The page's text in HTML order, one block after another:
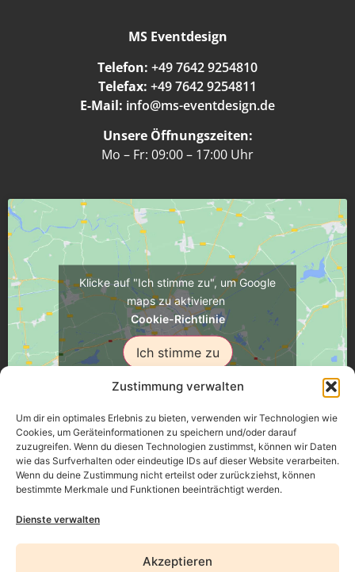
Zustimmung verwalten
Um dir ein optimales Erlebnis zu bieten, verwenden wir Technologien wie
Cookies, um Geräteinformationen zu speichern und/oder darauf
zuzugreifen. Wenn du diesen Technologien zustimmst, können wir Daten
wie das Surfverhalten oder eindeutige IDs auf dieser Website verarbeiten.
Wenn du deine Zustimmung nicht erteilst oder zurückziehst, können
bestimmte Merkmale und Funktionen beeinträchtigt werden.
Dienste verwalten
Akzeptieren
MS Eventdesign
Telefon: +49 7642 9254810
Telefax: +49 7642 9254811
E-Mail: info@ms-eventdesign.de
Unsere Öffnungszeiten:
Mo – Fr: 09:00 – 17:00 Uhr
Klicke auf "Ich stimme zu", um Google
maps zu aktivieren
Cookie-Richtlinie
Ich stimme zu
Üsenberger Strasse 11, 79346 Endingen a.K.
Erklärung zur Barrierefreiheit